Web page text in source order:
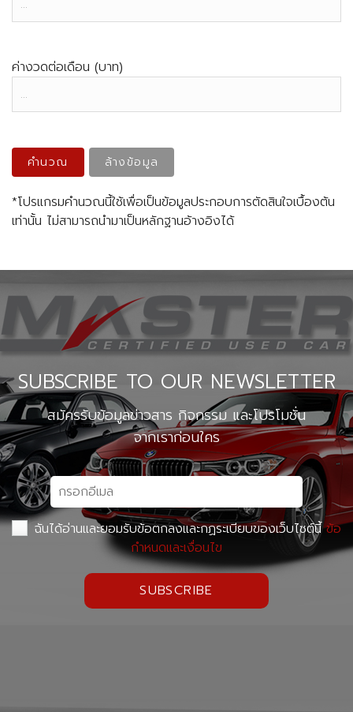
ค่างวดต่อเดือน (บาท)
คำนวณ ล้างข้อมูล
*โปรแกรมคำนวณนี้ใช้เพื่อเป็นข้อมูลประกอบการตัดสินใจเบื้องต้น
เท่านั้น ไม่สามารถนำมาเป็นหลักฐานอ้างอิงได้
SUBSCRIBE TO OUR NEWSLETTER
สมัครรับข้อมูลข่าวสาร กิจกรรม และโปรโมชั่น
จากเราก่อนใคร
ฉันได้อ่านและยอมรับข้อตกลงและกฏระเบียบของเว็บไซต์นี้ข้อ
กำหนดและเงื่อนไข
SUBSCRIBE